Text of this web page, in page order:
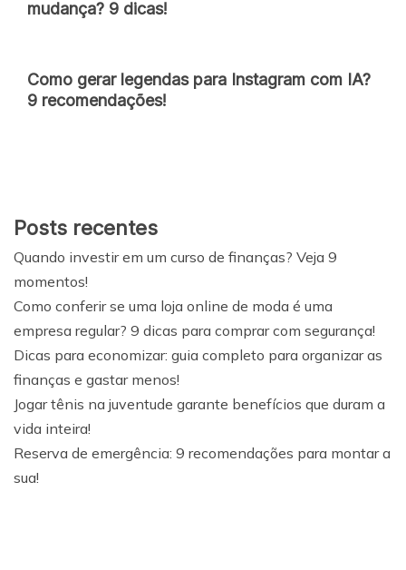
mudança? 9 dicas!
Como gerar legendas para Instagram com IA?
9 recomendações!
Posts recentes
Quando investir em um curso de finanças? Veja 9
momentos!
Como conferir se uma loja online de moda é uma
empresa regular? 9 dicas para comprar com segurança!
Dicas para economizar: guia completo para organizar as
finanças e gastar menos!
Jogar tênis na juventude garante benefícios que duram a
vida inteira!
Reserva de emergência: 9 recomendações para montar a
sua!